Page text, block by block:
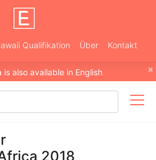
Qualifikation Über Kontakt
×
is also available in English
2018